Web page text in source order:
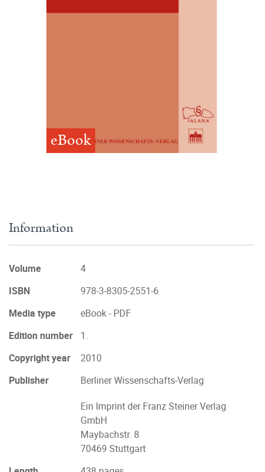
eBook
Information
Volume
4
ISBN
978-3-8305-2551-6
Media type
eBook - PDF
Edition number
1.
Copyright year
2010
Publisher
Berliner Wissenschafts-Verlag
Ein Imprint der Franz Steiner Verlag
GmbH
Maybachstr. 8
70469 Stuttgart